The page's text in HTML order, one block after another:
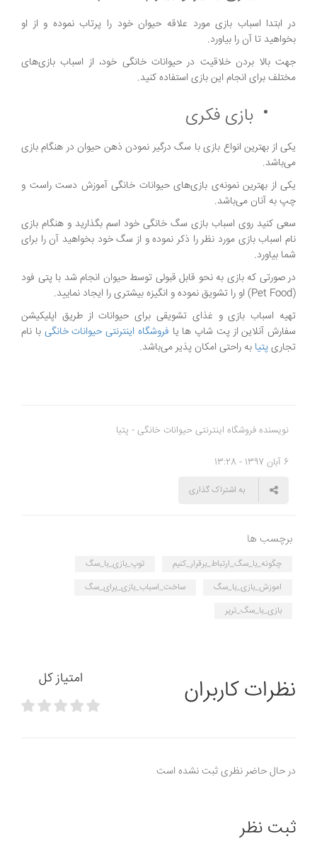
در ابتدا اسباب بازی مورد علاقه حیوان خود را پرتاب نموده و از او
بخواهید تا آن را بیاورد.
جهت بالا بردن خلاقیت در حیوانات خانگی خود، از اسباب بازی‌های
مختلف برای انجام این بازی استفاده کنید.
بازی فکری
یکی از بهترین انواع بازی با سگ درگیر نمودن ذهن حیوان در هنگام بازی
می‌باشد.
یکی از بهترین نمونه‌ی بازی‌های حیوانات خانگی آموزش دست راست و
چپ به آنان می‌باشد.
سعی کنید روی اسباب بازی سگ خانگی خود اسم بگذارید و هنگام بازی
نام اسباب بازی مورد نظر را ذکر نموده و از سگ خود بخواهید آن را برای
شما بیاورد.
در صورتی که بازی به نحو قابل قبولی توسط حیوان انجام شد با پتی فود
(Pet Food) او را تشویق نموده و انگیزه بیشتری را ایجاد نمایید.
تهیه اسباب بازی و غذای تشویقی برای حیوانات از طریق اپلیکیشن
سفارش آنلاین از پت شاپ ها یا فروشگاه اینترنتی حیوانات خانگی با نام
تجاریپتیا به راحتی امکان پذیر می‌باشد.
نویسنده فروشگاه اینترنتی حیوانات خانگی - پتیا
6 آبان 1397 - 13:28
به اشتراک گذاری
برچسب ها
چگونه_با_سگ_ارتباط_برقرار_کنیم
توپ_بازی_با_سگ
اموزش_بازی_با_سگ
ساخت_اسباب_بازی_برای_سگ
بازی_با_سگ_تریر
نظرات کاربران امتیاز کل
در حال حاضر نظری ثبت نشده است
ثبت نظر